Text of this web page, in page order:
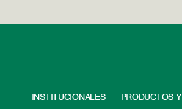
INSTITUCIONALES PRODUCTOS